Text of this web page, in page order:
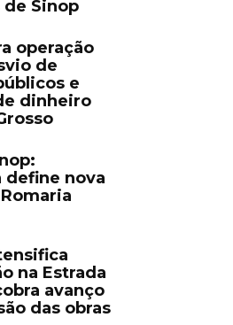
de Sinop
operação
de
e
dinheiro
define nova
na Estrada
avanço
das obras